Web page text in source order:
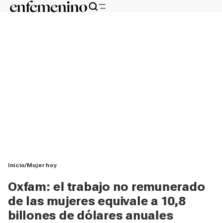
Inicio Mujer hoy
Oxfam: el trabajo no remunerado
de las mujeres equivale a 10,8
billones de dólares anuales